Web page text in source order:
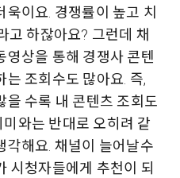
이요. 경쟁률이 높고 치
고 하잖아요? 그런데 채
영상을 통해 경쟁사 콘텐
는 조회수도 많아요. 즉,
을 수록 내 콘텐츠 조회도
와는 반대로 오히려 같
각해요. 채널이 늘어날수
시청자들에게 추천이 되